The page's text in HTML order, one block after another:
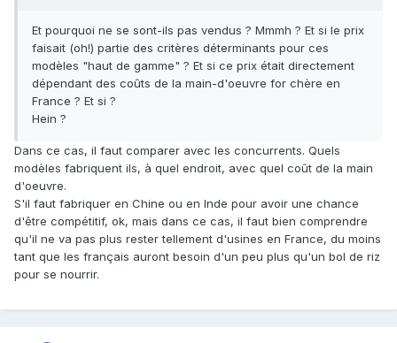
Et pourquoi ne se sont-ils pas vendus ? Mmmh ? Et si le prix
faisait (oh!) partie des critères déterminants pour ces
modèles "haut de gamme" ? Et si ce prix était directement
dépendant des coûts de la main-d'oeuvre for chère en
France ? Et si ?
Hein ?
Dans ce cas, il faut comparer avec les concurrents. Quels
modèles fabriquent ils, à quel endroit, avec quel coût de la main
d'oeuvre.
S'il faut fabriquer en Chine ou en Inde pour avoir une chance
d'être compétitif, ok, mais dans ce cas, il faut bien comprendre
qu'il ne va pas plus rester tellement d'usines en France, du moins
tant que les français auront besoin d'un peu plus qu'un bol de riz
pour se nourrir.